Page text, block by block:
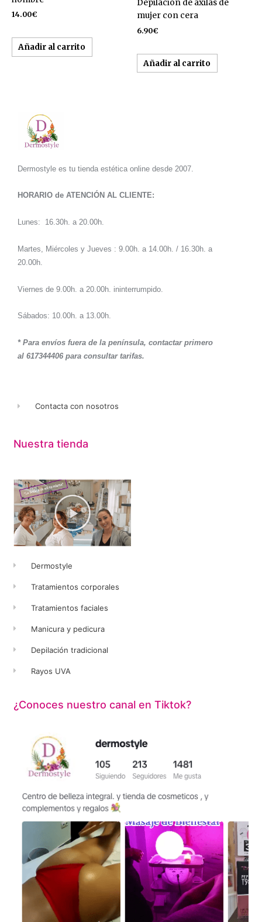
14.00€
Añadir al carrito
Depilación de axilas de
mujer con cera
6.90€
Añadir al carrito
Dermostyle es tu tienda estética online desde 2007.
HORARIO de ATENCIÓN AL CLIENTE:
Lunes: 16.30h. a 20.00h.
Martes, Miércoles y Jueves : 9.00h. a 14.00h. / 16.30h. a
20.00h.
Viernes de 9.00h. a 20.00h. ininterrumpido.
Sábados: 10.00h. a 13.00h.
* Para envíos fuera de la península, contactar primero
al 617344406 para consultar tarifas.
Contacta con nosotros
Nuestra tienda
Dermostyle
Tratamientos corporales
Tratamientos faciales
Manicura y pedicura
Depilación tradicional
Rayos UVA
¿Conoces nuestro canal en Tiktok?